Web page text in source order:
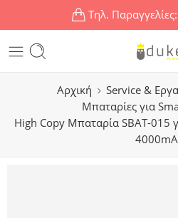
Τηλ. Παραγγελίες:
Αρχική Service &
Μπαταρίες για
High Copy Μπαταρία SBAT-015